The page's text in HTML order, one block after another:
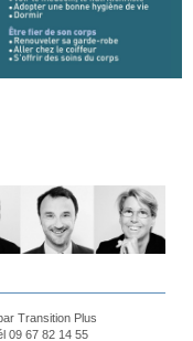
Transition Plus
09 67 82 14 55